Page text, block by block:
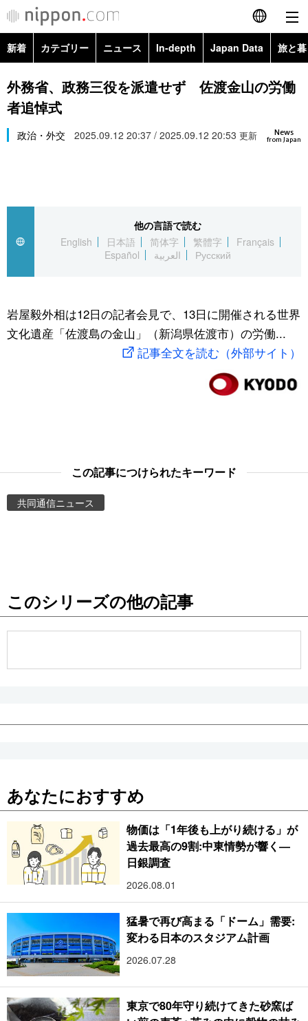
English
简体字
Русский
カテゴリー
経済・ビジネス
国際
文化
トップ
アーカイブ
In-depth
Japan Data
動画/Live
お知らせ
新着 カテゴリー ニュース In-depth Japan Data 旅と
政治・外交
経済・ビジネス
スポーツ・東京2020
Topics
外務省、政務三役を派遣せず 佐渡金山の労働
者追悼式
News
from Japan
政治・外交 2025.09.12 20:37 / 2025.09.12 20:53 更新
他の言語で読む
English
日本語 简体字 繁體字
Français
Español
العربية Русский
岩屋毅外相は12日の記者会見で、13日に開催される世界
文化遺産「佐渡島の金山」（新潟県佐渡市）の労働...
記事全文を読む（外部サイト）
この記事につけられたキーワード
共同通信ニュース
このシリーズの他の記事
あなたにおすすめ
物価は「1年後も上がり続ける」が
過去最高の9割:中東情勢が響く―
日銀調査
2026.08.01
猛暑で再び高まる「ドーム」需要:
変わる日本のスタジアム計画
2026.07.28
東京で80年守り続けてきた砂窯ば